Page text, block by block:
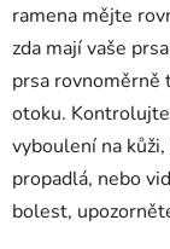
ramena mějte
zda mají vaše
prsa rovnoměrně
otoku.
vyboulení na
propadlá, nebo
bolest,